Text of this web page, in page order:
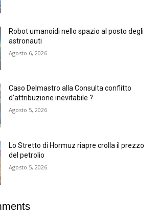
Robot umanoidi nello spazio al posto degli
astronauti
Agosto 6, 2026
Caso Delmastro alla Consulta conflitto
d’attribuzione inevitabile ?
Agosto 5, 2026
Lo Stretto di Hormuz riapre crolla il prezzo
del petrolio
Agosto 5, 2026